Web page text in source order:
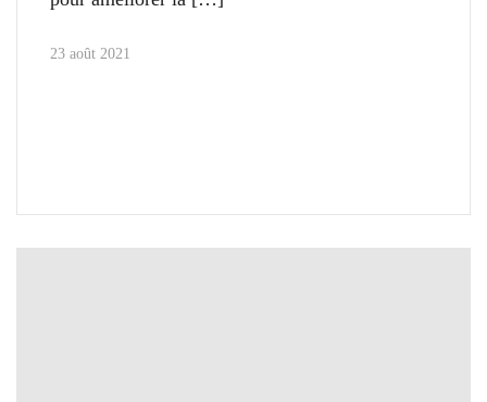
23 août 2021